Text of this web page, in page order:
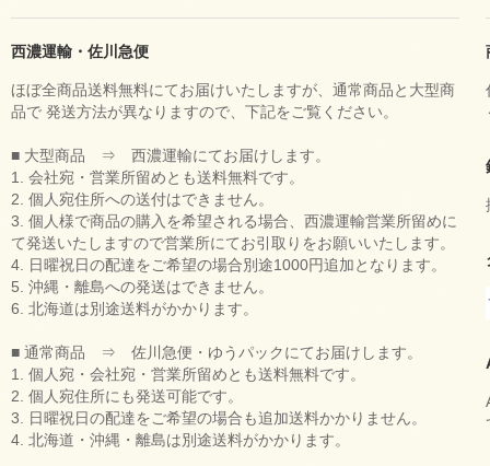
西濃運輸・佐川急便
ほぼ全商品送料無料にてお届けいたしますが、通常商品と大型商
品で 発送方法が異なりますので、下記をご覧ください。
■ 大型商品 ⇒ 西濃運輸にてお届けします。
1. 会社宛・営業所留めとも送料無料です。
2. 個人宛住所への送付はできません。
3. 個人様で商品の購入を希望される場合、西濃運輸営業所留めに
て発送いたしますので営業所にてお引取りをお願いいたします。
4. 日曜祝日の配達をご希望の場合別途1000円追加となります。
5. 沖縄・離島への発送はできません。
6. 北海道は別途送料がかかります。
■ 通常商品 ⇒ 佐川急便・ゆうパックにてお届けします。
1. 個人宛・会社宛・営業所留めとも送料無料です。
2. 個人宛住所にも発送可能です。
3. 日曜祝日の配達をご希望の場合も追加送料かかりません。
4. 北海道・沖縄・離島は別途送料がかかります。